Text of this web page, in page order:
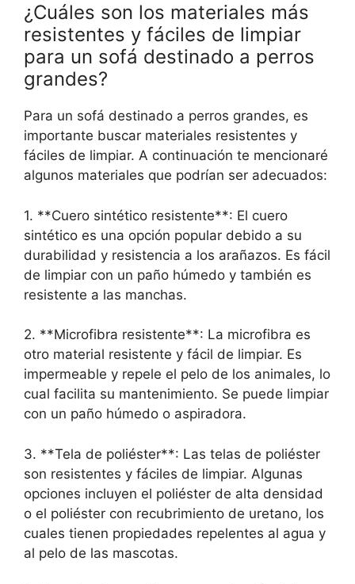
¿Cuáles son los materiales más
resistentes y fáciles de limpiar
para un sofá destinado a perros
grandes?
Para un sofá destinado a perros grandes, es
importante buscar materiales resistentes y
fáciles de limpiar. A continuación te mencionaré
algunos materiales que podrían ser adecuados:
1. **Cuero sintético resistente**: El cuero
sintético es una opción popular debido a su
durabilidad y resistencia a los arañazos. Es fácil
de limpiar con un paño húmedo y también es
resistente a las manchas.
2. **Microfibra resistente**: La microfibra es
otro material resistente y fácil de limpiar. Es
impermeable y repele el pelo de los animales, lo
cual facilita su mantenimiento. Se puede limpiar
con un paño húmedo o aspiradora.
3. **Tela de poliéster**: Las telas de poliéster
son resistentes y fáciles de limpiar. Algunas
opciones incluyen el poliéster de alta densidad
o el poliéster con recubrimiento de uretano, los
cuales tienen propiedades repelentes al agua y
al pelo de las mascotas.